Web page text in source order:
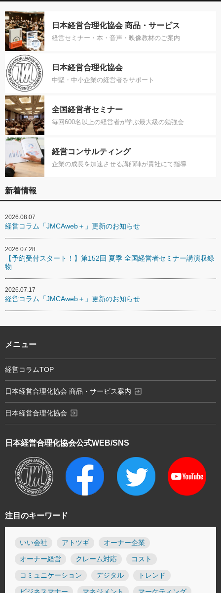
日本経営合理化協会 商品・サービス
経営セミナー・本・音声・映像教材のご案内
日本経営合理化協会
中堅・中小企業の経営者をサポート
全国経営者セミナー
毎回600名以上の経営者が学ぶ最大級の勉強会
経営コンサルティング
企業の成長を加速させる講師陣が貴社にて指導
新着情報
2026.08.07
経営コラム「JMCAweb＋」更新のお知らせ
2026.07.28
【予約受付スタート！】第152回 夏季 全国経営者セミナー講演収録
物
2026.07.17
経営コラム「JMCAweb＋」更新のお知らせ
注目のキーワード
いい会社 アトツギ オーナー企業
オーナー経営 クレーム対応 コスト
コミュニケーション デジタル トレンド
日本経営合理化協会公式WEB/SNS
メニュー
経営コラムTOP
日本経営合理化協会 商品・サービス案内 exit_to_app
日本経営合理化協会 exit_to_app